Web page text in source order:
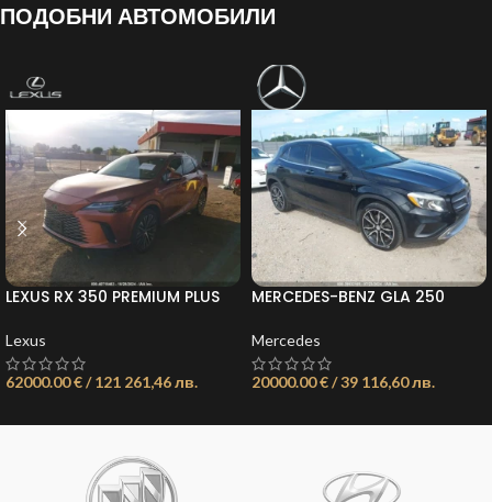
ПОДОБНИ АВТОМОБИЛИ
LEXUS RX 350 PREMIUM PLUS
Lexus
62000.00 € / 121 261,46 лв.
MERCEDES-BENZ GLA 250
21735683433102095
Mercedes
20000.00 € / 39 116,60 лв.